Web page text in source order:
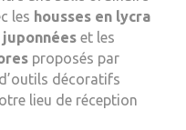
les housses en lycra
juponnées et les
proposés par
décoratifs
lieu de réception